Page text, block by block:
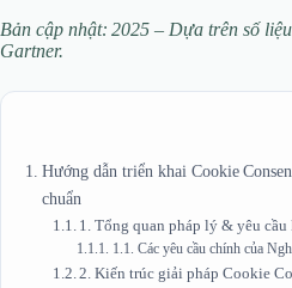
Bản cập nhật: 2025 – Dựa trên số
Gartner.
Hướng dẫn triển khai Cookie
chuẩn
1. Tổng quan pháp lý & yêu cầu
1.1. Các yêu cầu chính của
2. Kiến trúc giải pháp Cookie